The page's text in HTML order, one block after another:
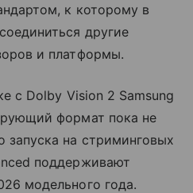
к которому в
другие
и платформы.
с Dolby Vision 2 Samsung
формат пока не
запуска на стриминговых
поддерживают
модельного года.